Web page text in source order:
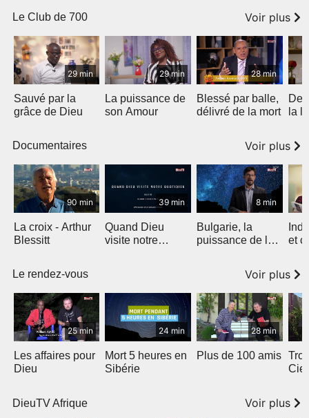
Le Club de 700
Voir plus
29 min
Sauvé par la
grâce de Dieu
29 min
La puissance de
son Amour
28 min
Blessé par balle,
délivré de la mort
De
la
Documentaires Voir plus
90 min
La croix - Arthur
Blessitt
39 min
Quand Dieu
visite notre
8 min
Bulgarie, la
puissance de la
et
Le rendez-vous Voir plus
25 min
Les affaires pour
Dieu
24 min
Mort 5 heures en
Sibérie
28 min
Plus de 100 amis
Ciel
DieuTV Afrique Voir plus